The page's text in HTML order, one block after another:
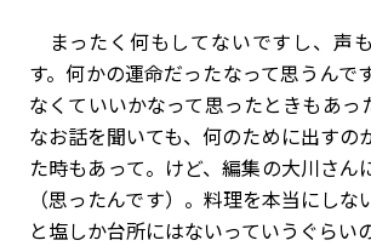
まったく何もしてないですし、声
す。何かの運命だったなって思うんで
なくていいかなって思ったときもあっ
なお話を聞いても、何のために出すの
た時もあって。けど、編集の大川さん
（思ったんです）。料理を本当にしな
と塩しか台所にはないっていうぐらい